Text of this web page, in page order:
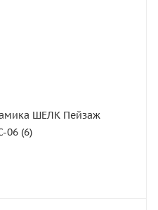
ШЕЛК Пейзаж
06 (6)